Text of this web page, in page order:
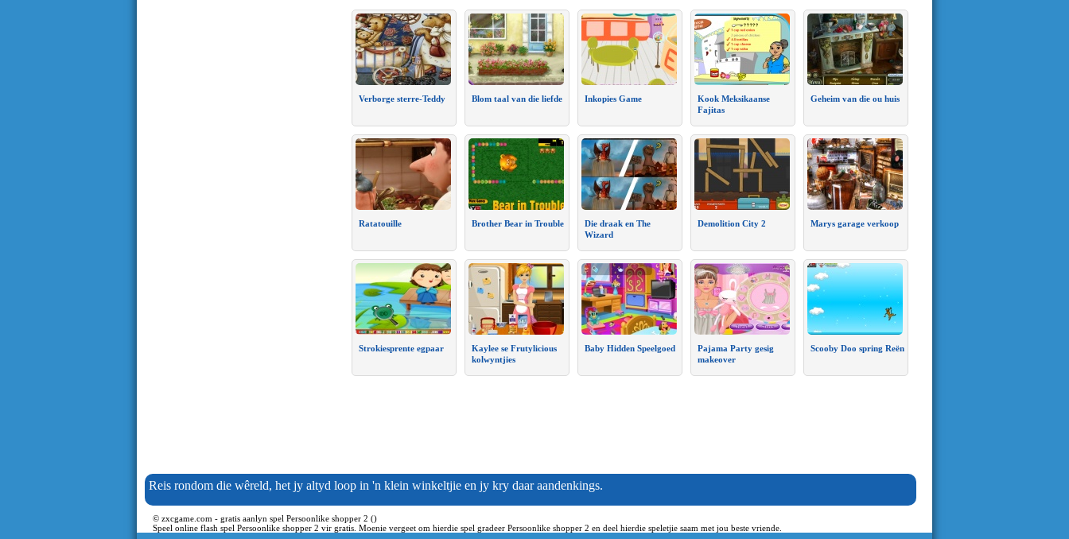
Reis rondom die wêreld, het jy altyd loop in 'n klein winkeltjie en jy kry daar aandenkings.
© zxcgame.com - gratis aanlyn spel Persoonlike shopper 2 ()
Speel online flash spel Persoonlike shopper 2 vir gratis. Moenie vergeet om hierdie spel gradeer Persoonlike shopper 2 en deel hierdie speletjie saam met jou beste vriende.
Verborge sterre-Teddy Blom taal van die liefde Inkopies Game
Kook Meksikaanse
Fajitas
Geheim van die ou huis
Ratatouille Brother Bear in Trouble
Die draak en The
Wizard
Demolition City 2 Marys garage verkoop
Strokiesprente egpaar
Kaylee se Frutylicious
kolwyntjies
Baby Hidden Speelgoed
Pajama Party gesig
makeover
Scooby Doo spring Reën